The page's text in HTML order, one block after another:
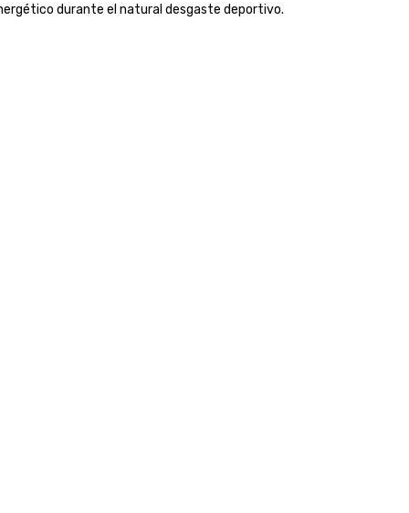
durante el natural desgaste deportivo.